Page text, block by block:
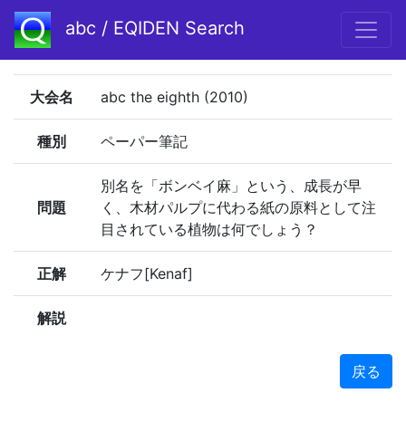
abc / EQIDEN Search
大会名 abc the eighth (2010)
種別 ペーパー筆記
問題
別名を「ボンベイ麻」という、成長が早
く、木材パルプに代わる紙の原料として注
目されている植物は何でしょう？
正解 ケナフ[Kenaf]
解説
戻る